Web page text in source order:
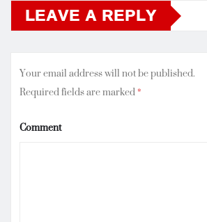
LEAVE A REPLY
Your email address will not be published.
Required fields are marked*
Comment